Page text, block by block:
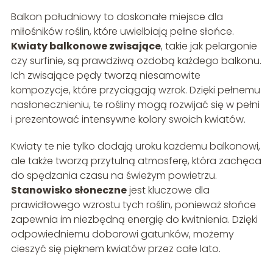
Balkon południowy to doskonałe miejsce dla
miłośników roślin, które uwielbiają pełne słońce.
Kwiaty balkonowe zwisające, takie jak pelargonie
czy surfinie, są prawdziwą ozdobą każdego balkonu.
Ich zwisające pędy tworzą niesamowite
kompozycje, które przyciągają wzrok. Dzięki pełnemu
nasłonecznieniu, te rośliny mogą rozwijać się w pełni
i prezentować intensywne kolory swoich kwiatów.
Kwiaty te nie tylko dodają uroku każdemu balkonowi,
ale także tworzą przytulną atmosferę, która zachęca
do spędzania czasu na świeżym powietrzu.
Stanowisko słonecznejest kluczowe dla
prawidłowego wzrostu tych roślin, ponieważ słońce
zapewnia im niezbędną energię do kwitnienia. Dzięki
odpowiedniemu doborowi gatunków, możemy
cieszyć się pięknem kwiatów przez całe lato.